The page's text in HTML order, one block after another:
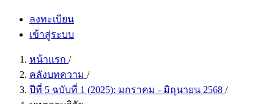
ลงทะเบียน
เข้าสู่ระบบ
หน้าแรก /
คลังบทความ /
ปีที่ 5 ฉบับที่ 1 (2025): มกราคม - มิถุนายน 2568 /